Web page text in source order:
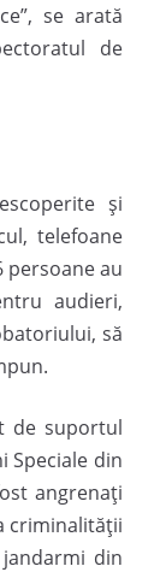
se arată
de
și
telefoane
persoane au
audieri,
să
de suportul
Speciale din
angrenați
criminalității
din